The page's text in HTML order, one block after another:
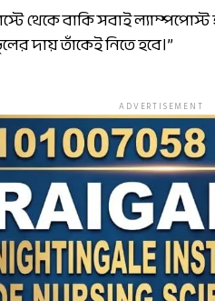
থেকে বাকি সবাই ল্যাম্পপোস্ট
দায় তাঁকেই নিতে হবে।”
ADVERTISEMENT